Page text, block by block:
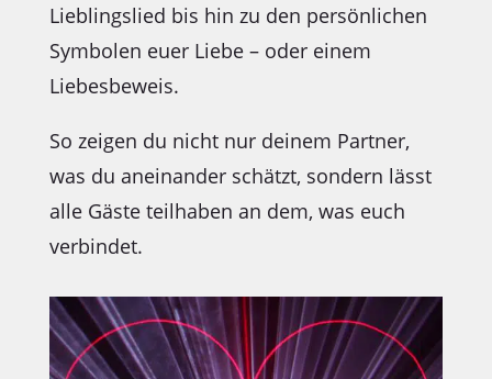
Lieblingslied bis hin zu den persönlichen
Symbolen euer Liebe – oder einem
Liebesbeweis.
So zeigen du nicht nur deinem Partner,
was du aneinander schätzt, sondern lässt
alle Gäste teilhaben an dem, was euch
verbindet.